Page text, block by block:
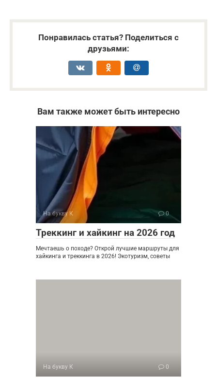
Понравилась статья? Поделиться с
друзьями:
Вам также может быть интересно
На букву К 0
Треккинг и хайкинг на 2026 год
Мечтаешь о походе? Открой лучшие маршруты для
хайкинга и треккинга в 2026! Экотуризм, советы
На букву К 0